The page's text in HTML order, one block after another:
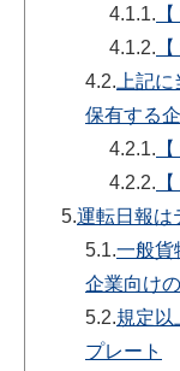
4.1.1.
4.1.2.
4.2.上記に
保有する
4.2.1.
4.2.2.
5.運転日報は
5.1.一般貨
企業向け
5.2.規定以
プレート